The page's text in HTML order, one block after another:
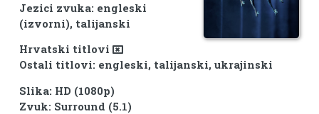
Jezici zvuka: engleski
(izvorni), talijanski
Hrvatski titlovi
Ostali titlovi: engleski, talijanski, ukrajinski
Slika: HD (1080p)
Zvuk: Surround (5.1)